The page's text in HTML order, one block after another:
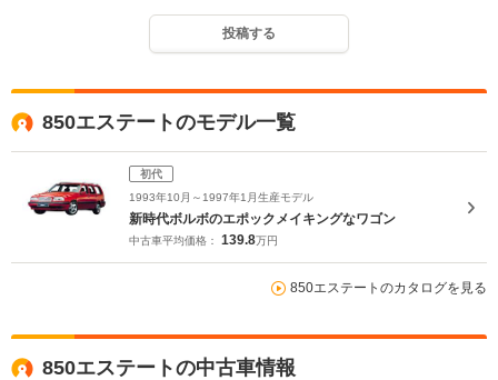
投稿する
850エステートのモデル一覧
初代
1993年10月～1997年1月生産モデル
新時代ボルボのエポックメイキングなワゴン
中古車平均価格： 139.8万円
850エステートのカタログを見る
850エステートの中古車情報